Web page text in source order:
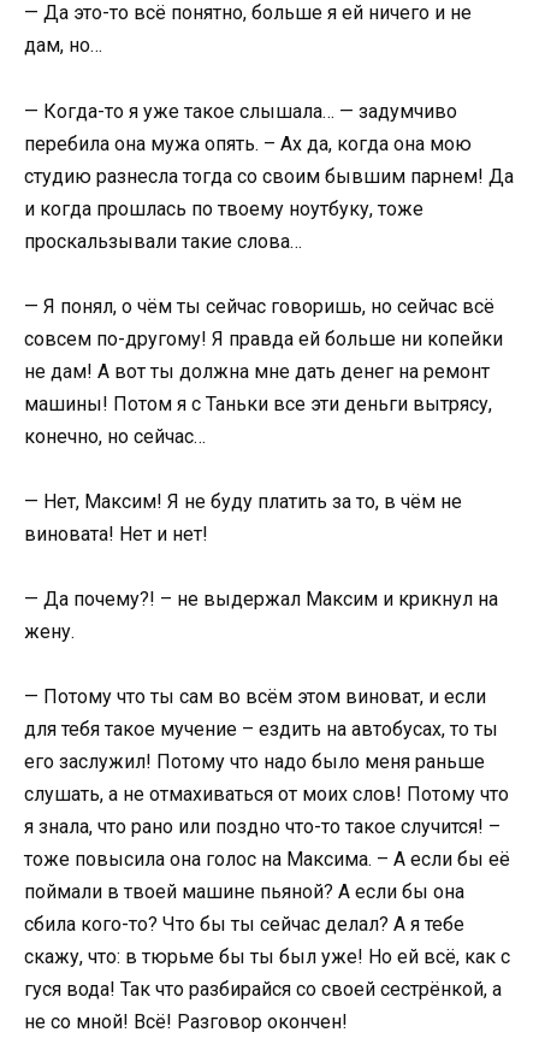
— Да это-то всё понятно, больше я ей ничего и не
дам, но…
— Когда-то я уже такое слышала… — задумчиво
перебила она мужа опять. – Ах да, когда она мою
студию разнесла тогда со своим бывшим парнем! Да
и когда прошлась по твоему ноутбуку, тоже
проскальзывали такие слова…
— Я понял, о чём ты сейчас говоришь, но сейчас всё
совсем по-другому! Я правда ей больше ни копейки
не дам! А вот ты должна мне дать денег на ремонт
машины! Потом я с Таньки все эти деньги вытрясу,
конечно, но сейчас…
— Нет, Максим! Я не буду платить за то, в чём не
виновата! Нет и нет!
— Да почему?! – не выдержал Максим и крикнул на
жену.
— Потому что ты сам во всём этом виноват, и если
для тебя такое мучение – ездить на автобусах, то ты
его заслужил! Потому что надо было меня раньше
слушать, а не отмахиваться от моих слов! Потому что
я знала, что рано или поздно что-то такое случится! –
тоже повысила она голос на Максима. – А если бы её
поймали в твоей машине пьяной? А если бы она
сбила кого-то? Что бы ты сейчас делал? А я тебе
скажу, что: в тюрьме бы ты был уже! Но ей всё, как с
гуся вода! Так что разбирайся со своей сестрёнкой, а
не со мной! Всё! Разговор окончен!